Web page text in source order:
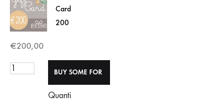
Card
200
€200,00
Quanti